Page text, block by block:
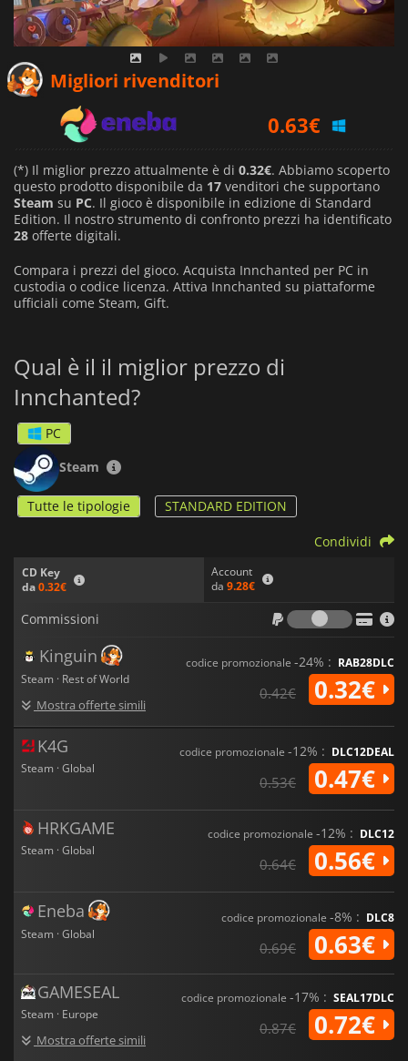
Migliori rivenditori
0.63€
1.19€
(*) Il miglior prezzo attualmente è di 0.32€. Abbiamo scoperto
questo prodotto disponibile da 17 venditori che supportano
Steam su PC. Il gioco è disponibile in edizione di Standard
Edition. Il nostro strumento di confronto prezzi ha identificato
28 offerte digitali.
Compara i prezzi del gioco. Acquista Innchanted per PC in
custodia o codice licenza. Attiva Innchanted su piattaforme
ufficiali come Steam, Gift.
Qual è il il miglior prezzo di
Innchanted?
PC
Steam
Tutte le tipologie STANDARD EDITION
CD Key
da0.32€
Account
da 9.28€
Condividi
Commissioni
Kinguin
Steam · Rest of World
Mostra offerte simili
codice promozionale -24% : RAB28DLC
0.42€ 0.32€
K4G
Steam · Global
codice promozionale -12% : DLC12DEAL
0.53€ 0.47€
HRKGAME
Steam · Global
codice promozionale -12% : DLC12
0.64€ 0.56€
Eneba
Steam · Global
codice promozionale -8% : DLC8
0.69€ 0.63€
GAMESEAL
Steam · Europe
Mostra offerte simili
codice promozionale -17% : SEAL17DLC
0.87€ 0.72€